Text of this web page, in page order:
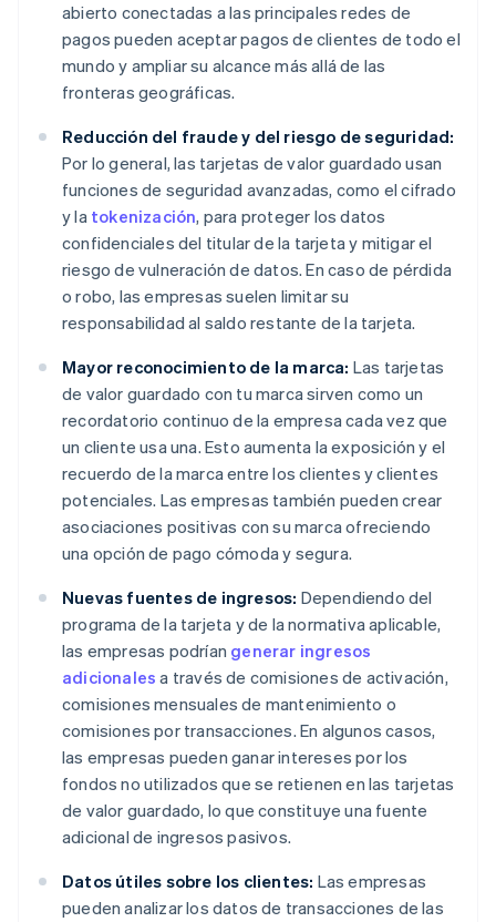
abierto conectadas a las principales redes de
pagos pueden aceptar pagos de clientes de todo el
mundo y ampliar su alcance más allá de las
fronteras geográficas.
Reducción del fraude y del riesgo de seguridad:
Por lo general, las tarjetas de valor guardado usan
funciones de seguridad avanzadas, como el cifrado
y la tokenización, para proteger los datos
confidenciales del titular de la tarjeta y mitigar el
riesgo de vulneración de datos. En caso de pérdida
o robo, las empresas suelen limitar su
responsabilidad al saldo restante de la tarjeta.
Mayor reconocimiento de la marca: Las tarjetas
de valor guardado con tu marca sirven como un
recordatorio continuo de la empresa cada vez que
un cliente usa una. Esto aumenta la exposición y el
recuerdo de la marca entre los clientes y clientes
potenciales. Las empresas también pueden crear
asociaciones positivas con su marca ofreciendo
una opción de pago cómoda y segura.
Nuevas fuentes de ingresos: Dependiendo del
programa de la tarjeta y de la normativa aplicable,
las empresas podrían generar ingresos
adicionales a través de comisiones de activación,
comisiones mensuales de mantenimiento o
comisiones por transacciones. En algunos casos,
las empresas pueden ganar intereses por los
fondos no utilizados que se retienen en las tarjetas
de valor guardado, lo que constituye una fuente
adicional de ingresos pasivos.
Datos útiles sobre los clientes: Las empresas
pueden analizar los datos de transacciones de las